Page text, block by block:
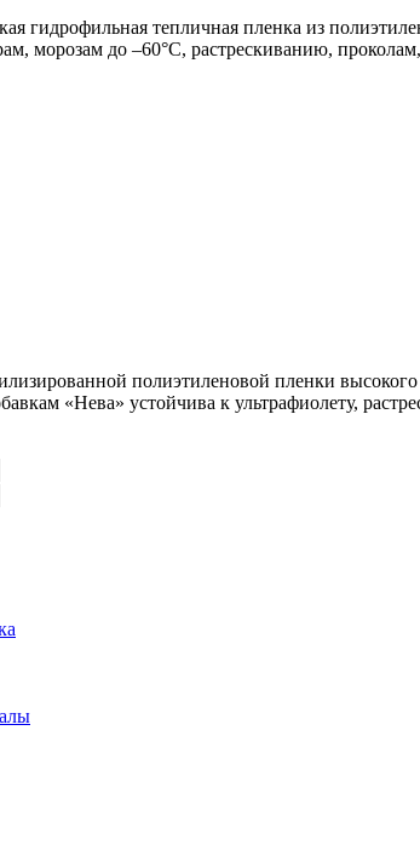
гидрофильная тепличная пленка из
морозам до –60°С, растрескиванию,
полиэтиленовой пленки
«Нева» устойчива к ультрафиолету,